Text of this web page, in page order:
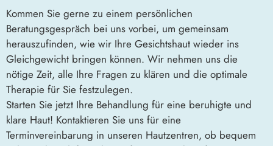
Kommen Sie gerne zu einem persönlichen
Beratungsgespräch bei uns vorbei, um gemeinsam
herauszufinden, wie wir Ihre Gesichtshaut wieder ins
Gleichgewicht bringen können. Wir nehmen uns die
nötige Zeit, alle Ihre Fragen zu klären und die optimale
Therapie für Sie festzulegen.
Starten Sie jetzt Ihre Behandlung für eine beruhigte und
klare Haut! Kontaktieren Sie uns für eine
Terminvereinbarung in unseren Hautzentren, ob bequem